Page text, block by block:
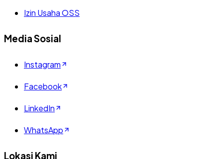
Izin Usaha OSS
Media Sosial
Instagram
Facebook
LinkedIn
WhatsApp
Lokasi Kami